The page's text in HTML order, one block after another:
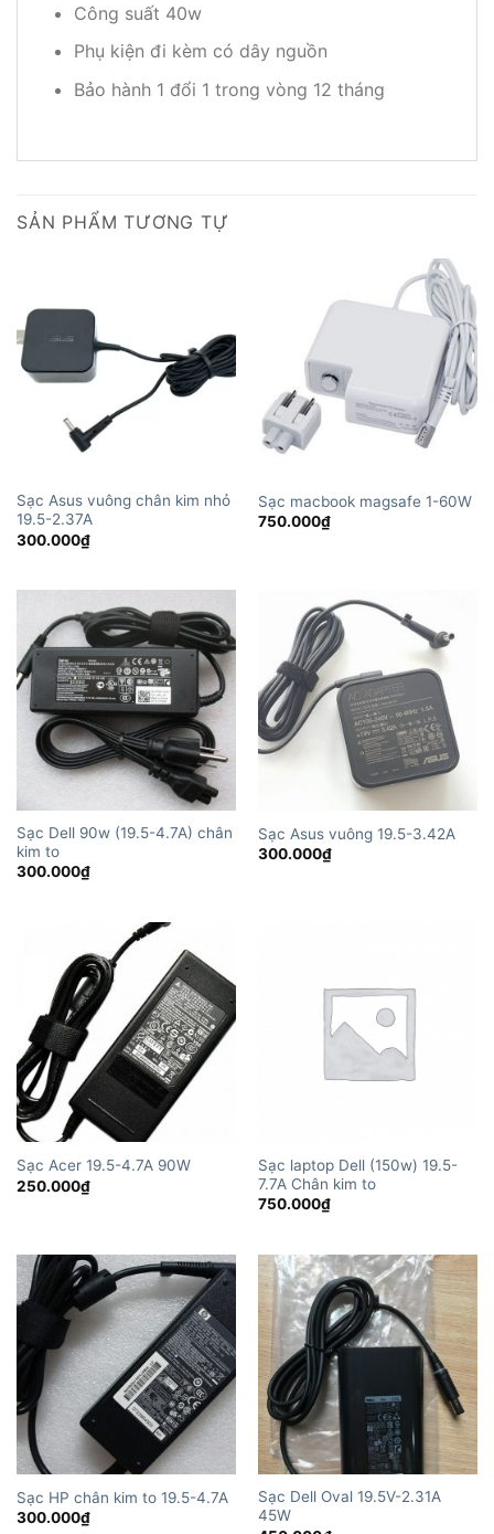
Công suất 40w
Phụ kiện đi kèm có dây nguồn
Bảo hành 1 đổi 1 trong vòng 12 tháng
SẢN PHẨM TƯƠNG TỰ
Sạc Asus vuông chân kim nhỏ
19.5-2.37A
300.000₫
Sạc macbook magsafe 1-60W
750.000₫
Sạc Dell 90w (19.5-4.7A) chân
kim to
300.000₫
Sạc Asus vuông 19.5-3.42A
300.000₫
Sạc Acer 19.5-4.7A 90W
250.000₫
Sạc laptop Dell (150w) 19.5-
7.7A Chân kim to
750.000₫
Sạc HP chân kim to 19.5-4.7A
300.000₫
Sạc Dell Oval 19.5V-2.31A
45W